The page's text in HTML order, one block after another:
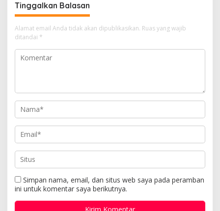
Tinggalkan Balasan
Alamat email Anda tidak akan dipublikasikan. Ruas yang wajib
ditandai *
Simpan nama, email, dan situs web saya pada peramban
ini untuk komentar saya berikutnya.